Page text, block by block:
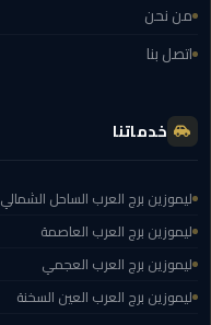
ايجار
سيارات
شركات
سيارات
في
الاسكندرية
ليموزين
من نحن
اتصل بنا
خدماتنا
ليموزين برج العرب الساحل الشمالي
ليموزين برج العرب العاصمة
ليموزين برج العرب العجمي
ليموزين برج العرب العين السخنة